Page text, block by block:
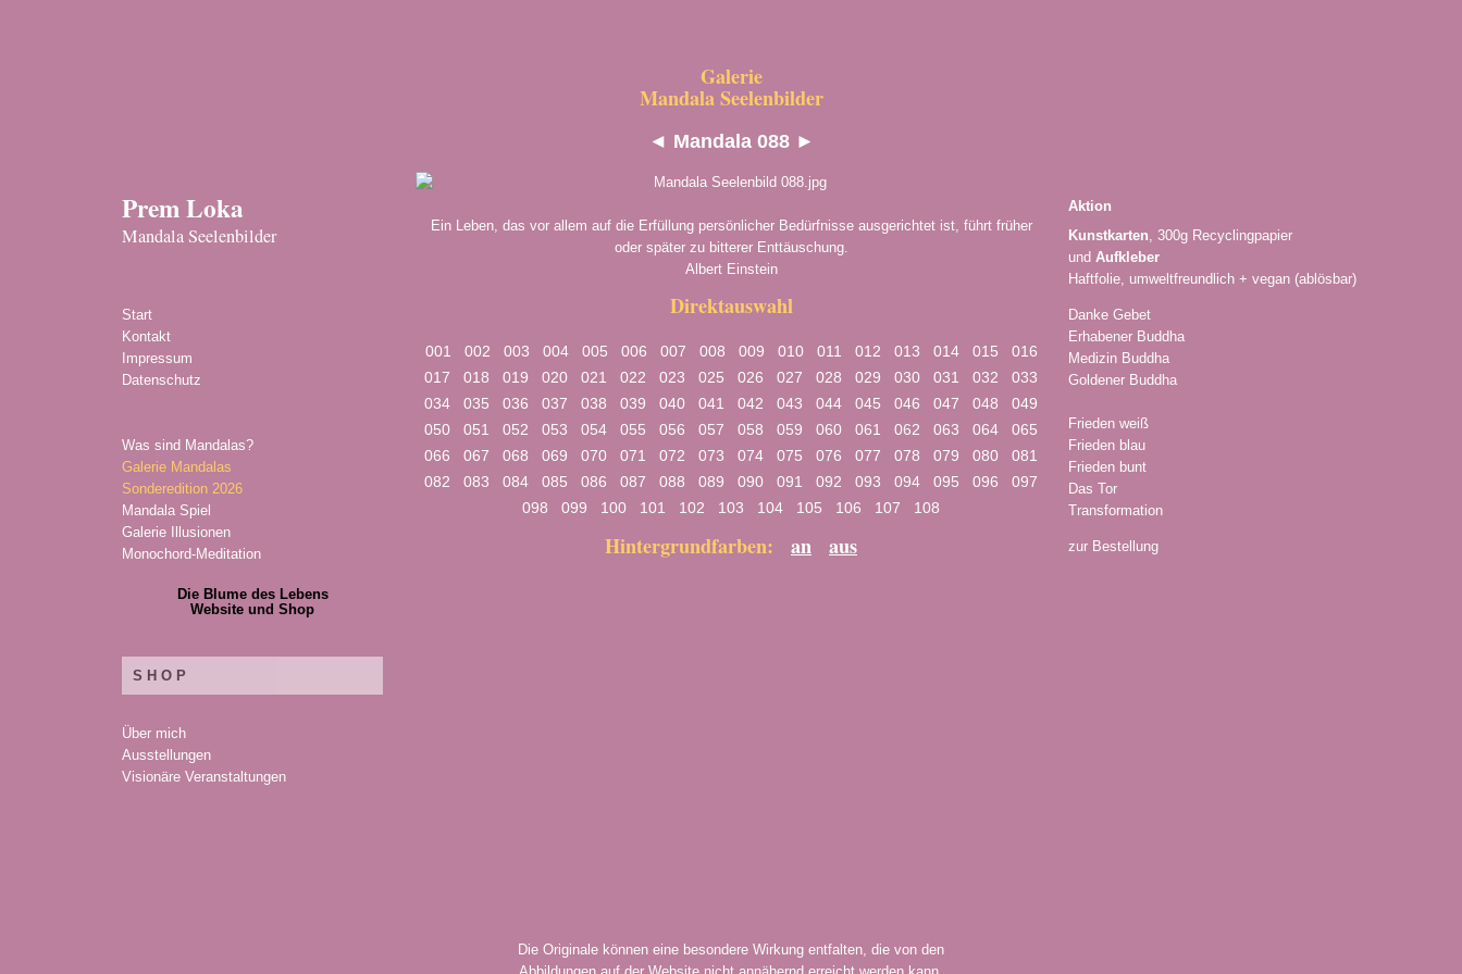
Prem Loka
Mandala Seelenbilder
Start
Kontakt
Impressum
Datenschutz
Was sind Mandalas?
Galerie Mandalas
Sonderedition 2026
Mandala Spiel
Galerie Illusionen
Monochord-Meditation
Die Blume des Lebens
Website und Shop
SHOP
Über mich
Ausstellungen
Visionäre Veranstaltungen
Galerie
Mandala Seelenbilder
◄ Mandala 088 ►
Ein Leben, das vor allem auf die Erfüllung persönlicher Bedürfnisse ausgerichtet ist, führt früher
oder später zu bitterer Enttäuschung.
Albert Einstein
Direktauswahl
001 002 003 004 005 006 007 008 009 010 011 012 013 014 015
016
017
018 019 020 021 022 023 025 026 027 028 029 030 031 032
033
034
035 036 037 038 039 040 041 042 043 044 045 046 047 048
049
050
051 052 053 054 055 056 057 058 059 060 061 062 063 064
065
066
067 068 069 070 071 072 073 074 075 076 077 078 079 080
081
082
083 084 085 086 087 088 089 090 091 092 093 094 095 096
097
098
099 100 101 102 103 104 105 106 107 108
Hintergrundfarben: an aus
Aktion
Kunstkarten , 300g Recyclingpapier
und Aufkleber
Haftfolie, umweltfreundlich + vegan (ablösbar)
Danke Gebet
Erhabener Buddha
Medizin Buddha
Goldener Buddha
Frieden weiß
Frieden blau
Frieden bunt
Das Tor
Transformation
zur Bestellung
Die Originale können eine besondere Wirkung entfalten, die von den